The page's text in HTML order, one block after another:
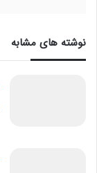
نوشته های مشابه